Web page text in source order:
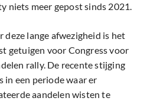
niets meer gepost sinds 2021.
deze lange afwezigheid is het
getuigen voor Congress voor
rally. De recente stijging
in een periode waar er
aandelen wisten te